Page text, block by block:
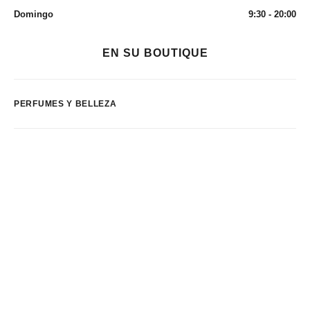
Domingo
9:30 - 20:00
EN SU BOUTIQUE
PERFUMES Y BELLEZA